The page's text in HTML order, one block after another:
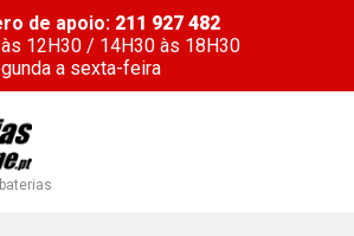
de apoio: 211 927 482
12H30 / 14H30 às 18H30
a sexta-feira